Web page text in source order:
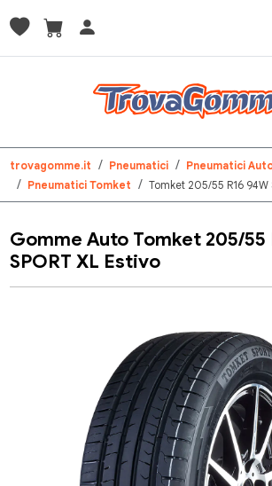
trovagomme.it Pneumatici
Pneumatici
Pneumatici Tomket
Tomket 205/55 R16 94W
Gomme Auto Tomket 205/55
SPORT XL Estivo